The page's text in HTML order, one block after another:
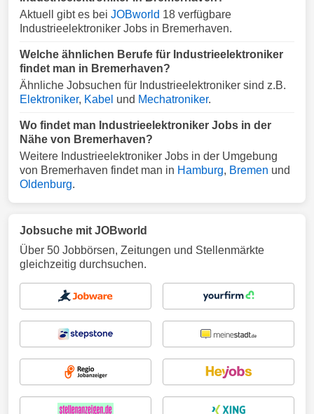
Aktuell gibt es bei JOBworld 18 verfügbare
Industrieelektroniker Jobs in Bremerhaven.
Welche ähnlichen Berufe für Industrieelektroniker
findet man in Bremerhaven?
Ähnliche Jobsuchen für Industrieelektroniker sind z.B.
Elektroniker, Kabel und Mechatroniker.
Wo findet man Industrieelektroniker Jobs in der
Nähe von Bremerhaven?
Weitere Industrieelektroniker Jobs in der Umgebung
von Bremerhaven findet man in Hamburg, Bremen und
Oldenburg.
Jobsuche mit JOBworld
Über 50 Jobbörsen, Zeitungen und Stellenmärkte
gleichzeitig durchsuchen.